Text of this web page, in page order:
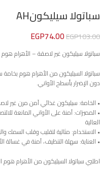
سباتولا سيليكونAH
EGP103.00
EGP74.00
سباتولا سيليكون غير لاصقة – الأهرام هوم
سباتولا السيليكون من الأهرام هوم
دون الإضرار بأسطح الأواني.
• الخامة: سيليكون غذائي آمن مرن غير
• المميزات: آمنة على الأواني المانعة
العالية
• الاستخدام: مثالية لتقليب وقلب السمك
• العناية: سهلة التنظيف، آمنة في غسالة
اطلبي سباتولا السيليكون من الأهرام هوم